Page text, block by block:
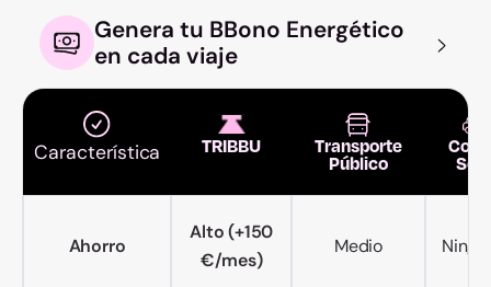
Genera tu BBono Energético
en cada viaje
Característica TRIBBU Transporte
Público Solo
Ahorro
Alto (+150
€/mes)
Medio